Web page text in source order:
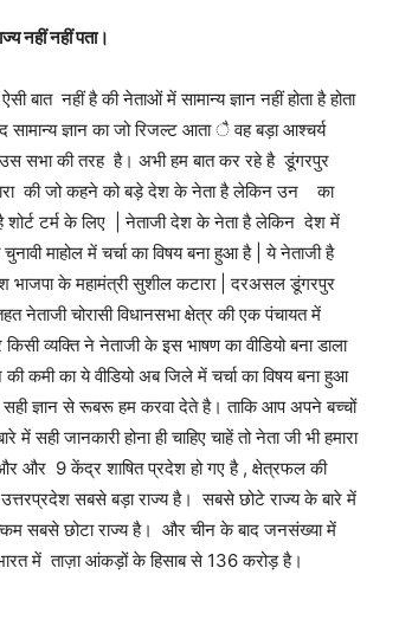
नहीं नहीं पता।
बात नहीं है की नेताओं में सामान्य ज्ञान नहीं होता है होता
सामान्य ज्ञान का जो रिजल्ट आता ै वह बड़ा आश्चर्य
उस सभा की तरह है। अभी हम बात कर रहे है डूंगरपुर
की जो कहने को बड़े देश के नेता है लेकिन उन का
है शोर्ट टर्म के लिए | नेताजी देश के नेता है लेकिन देश में
माहोल में चर्चा का विषय बना हुआ है | ये नेताजी है
भाजपा के महामंत्री सुशील कटारा | दरअसल डूंगरपुर
चोरासी विधानसभा क्षेत्र की एक पंचायत में
व्यक्ति ने नेताजी के इस भाषण का वीडियो बना डाला
कमी का ये वीडियो अब जिले में चर्चा का विषय बना हुआ
ज्ञान से रूबरू हम करवा देते है। ताकि आप अपने बच्चों
जानकारी होना ही चाहिए चाहें तो नेता जी भी हमारा
और 9 केंद्र शाषित प्रदेश हो गए है , क्षेत्रफल की
सबसे बड़ा राज्य है। सबसे छोटे राज्य के बारे में
सबसे छोटा राज्य है। और चीन के बाद जनसंख्या में
में ताज़ा आंकड़ों के हिसाब से 136 करोड़ है।